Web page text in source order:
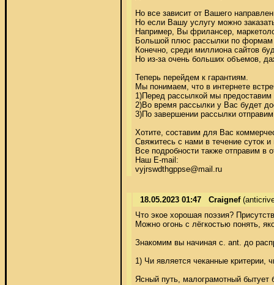
Но все зависит от Вашего
Но если Вашу услугу можно
Например, Вы фрилансер,
Большой плюс рассылки по формам
Конечно, среди миллиона сайтов
Но из-за очень больших объемов,
Теперь перейдем к гарантиям.
Мы понимаем, что в интернете
1)Перед рассылкой мы
2)Во время рассылки у Вас будет
3)По завершении рассылки
Хотите, составим для Вас
Свяжитесь с нами в течение суток
Все подробности также отправим в
Наш E-mail:
vyjrswdthgppse@mail.ru
18.05.2023 01:47 Craignef
Что экое хорошая поэзия?
Можно огонь с лёгкостью понять,
Знакомим вы начиная с. ant. до
1) Чи является чеканные критерии,
Ясный путь, малограмотный бытует